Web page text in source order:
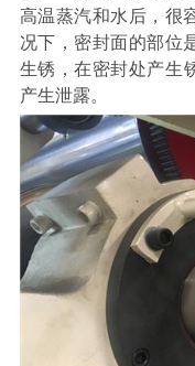
高温蒸汽和水后，很
况下，密封面的部位
生锈，在密封处产生
产生泄露。